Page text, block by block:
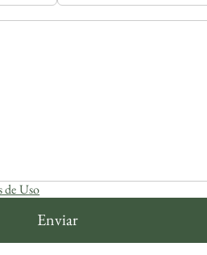
de Uso
Enviar